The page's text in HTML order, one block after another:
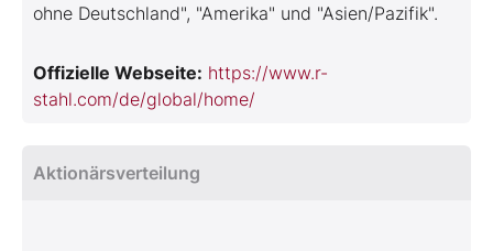
ohne Deutschland", "Amerika" und "Asien/Pazifik".
Offizielle Webseite: https://www.r-
stahl.com/de/global/home/
Aktionärsverteilung